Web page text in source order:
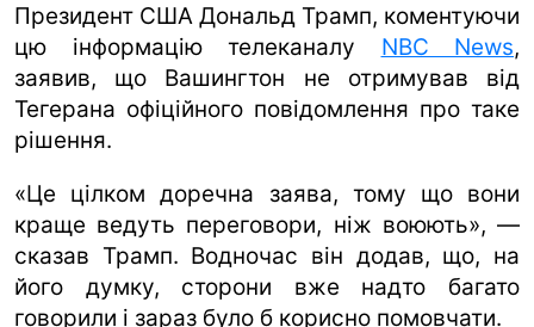
Президент США Дональд Трамп, коментуючи
цю інформацію телеканалу NBC News,
заявив, що Вашингтон не отримував від
Тегерана офіційного повідомлення про таке
рішення.
«Це цілком доречна заява, тому що вони
краще ведуть переговори, ніж воюють», —
сказав Трамп. Водночас він додав, що, на
його думку, сторони вже надто багато
говорили і зараз було б корисно помовчати.